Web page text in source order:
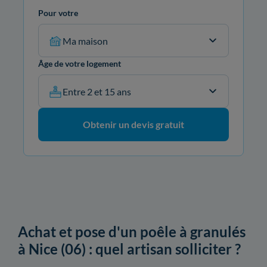
Pour votre
Ma maison
Âge de votre logement
Entre 2 et 15 ans
Obtenir un devis gratuit
Achat et pose d'un poêle à granulés
à Nice (06) : quel artisan solliciter ?